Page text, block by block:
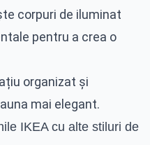
corpuri de iluminat
pentru a crea o
organizat și
mai elegant.
IKEA cu alte stiluri de